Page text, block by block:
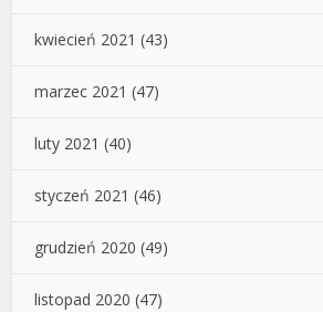
kwiecień 2021 (43)
marzec 2021 (47)
luty 2021 (40)
styczeń 2021 (46)
grudzień 2020 (49)
listopad 2020 (47)